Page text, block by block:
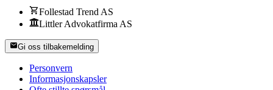
Follestad Trend AS
Littler Advokatfirma AS
Gi oss tilbakemelding
Personvern
Informasjonskapsler